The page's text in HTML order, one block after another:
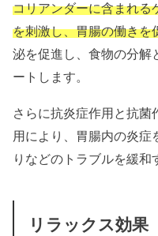
コリアンダーに含まれる
を刺激し、胃腸の働きを
泌を促進し、食物の分解
ートします。
さらに抗炎症作用と抗菌
用により、胃腸内の炎症
りなどのトラブルを緩和
リラックス効果